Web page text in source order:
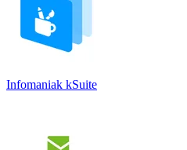
Infomaniak kSuite